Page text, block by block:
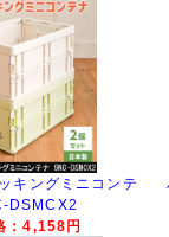
キングミニコンテ
DSMCX2
：4,158円